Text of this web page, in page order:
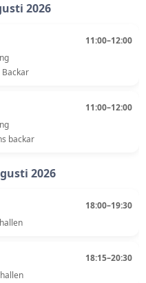
2026
11:00–12:00
Backar
11:00–12:00
backar
2026
18:00–19:30
18:15–20:30